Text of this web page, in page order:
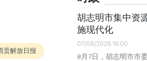
贡解放日报
胡志明市集中资
施现代化
07/08/2026 16:00
8月7日，胡志明市市